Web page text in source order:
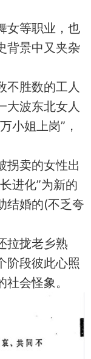
等职业，也
背景中又夹杂
胜数的工人
大波东北女人
小姐上岗”，
卖的女性出
进化”为新的
结婚的(不乏夸
拢老乡熟
阶段彼此心照
会怪象。